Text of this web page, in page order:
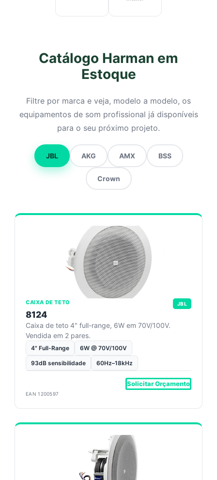
Catálogo Harman em
Estoque
Filtre por marca e veja, modelo a modelo, os
equipamentos de som profissional já disponíveis
para o seu próximo projeto.
JBL AKG AMX BSS
Crown
CAIXA DE TETO JBL
8124
Caixa de teto 4" full-range, 6W em 70V/100V.
Vendida em 2 pares.
4" Full-Range 6W @ 70V/100V
93dB sensibilidade 60Hz–18kHz
Solicitar Orçamento
EAN 1200597